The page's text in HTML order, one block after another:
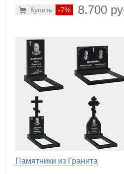
-7% 8.700
Купить
Памятники из Гранита